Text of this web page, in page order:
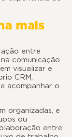
mais
entre
comunicação
visualizar e
CRM,
acompanhar o
organizadas, e
ou
entre